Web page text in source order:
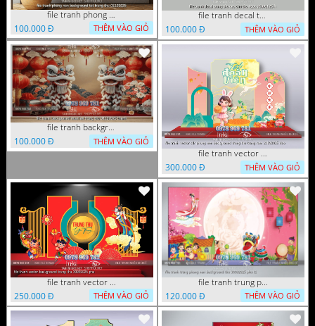
file tranh phong nen background tet trung thu 02102025
100.000 Đ
THÊM VÀO GIỎ
file tranh decal trung thu cac chu tho ngoc 26092025 h
100.000 Đ
THÊM VÀO GIỎ
file tranh background mua lan trung thu 01102025 thanh
100.000 Đ
THÊM VÀO GIỎ
file tranh vector cdr phong nen background trung thu trang ram 29092025 dao
300.000 Đ
THÊM VÀO GIỎ
file tranh vector background trung thu 30092025 phu
250.000 Đ
THÊM VÀO GIỎ
file tranh trung phong nen background thu 30092025 phu t1
120.000 Đ
THÊM VÀO GIỎ